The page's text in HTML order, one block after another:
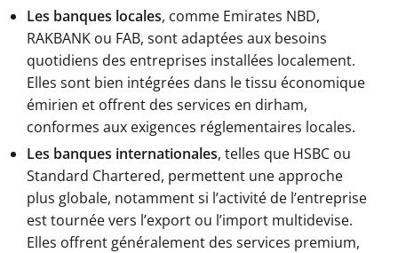
Les banques locales, comme Emirates NBD,
RAKBANK ou FAB, sont adaptées aux besoins
quotidiens des entreprises installées localement.
Elles sont bien intégrées dans le tissu économique
émirien et offrent des services en dirham,
conformes aux exigences réglementaires locales.
Les banques internationales, telles que HSBC ou
Standard Chartered, permettent une approche
plus globale, notamment si l’activité de l’entreprise
est tournée vers l’export ou l’import multidevise.
Elles offrent généralement des services premium,